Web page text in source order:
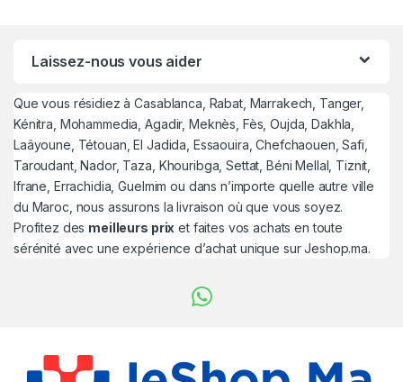
Laissez-nous vous aider
Que vous résidiez à Casablanca, Rabat, Marrakech, Tanger,
Kénitra, Mohammedia, Agadir, Meknès, Fès, Oujda, Dakhla,
Laâyoune, Tétouan, El Jadida, Essaouira, Chefchaouen, Safi,
Taroudant, Nador, Taza, Khouribga, Settat, Béni Mellal, Tiznit,
Ifrane, Errachidia, Guelmim ou dans n’importe quelle autre ville
du Maroc, nous assurons la livraison où que vous soyez.
Profitez des meilleurs prix et faites vos achats en toute
sérénité avec une expérience d’achat unique sur Jeshop.ma.